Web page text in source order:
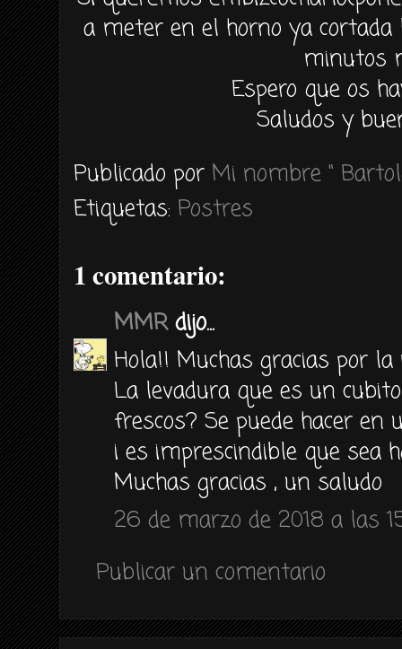
a meter en el horno ya
minutos
Espero que os
Saludos y
Publicado por Mi nombre "
Etiquetas: Postres
1 comentario:
MMRdijo...
Hola!! Muchas gracias por la
La levadura que es un
frescos? Se puede hacer
i es imprescindible que sea
Muchas gracias , un saludo
26 de marzo de 2018 a las
Publicar un comentario